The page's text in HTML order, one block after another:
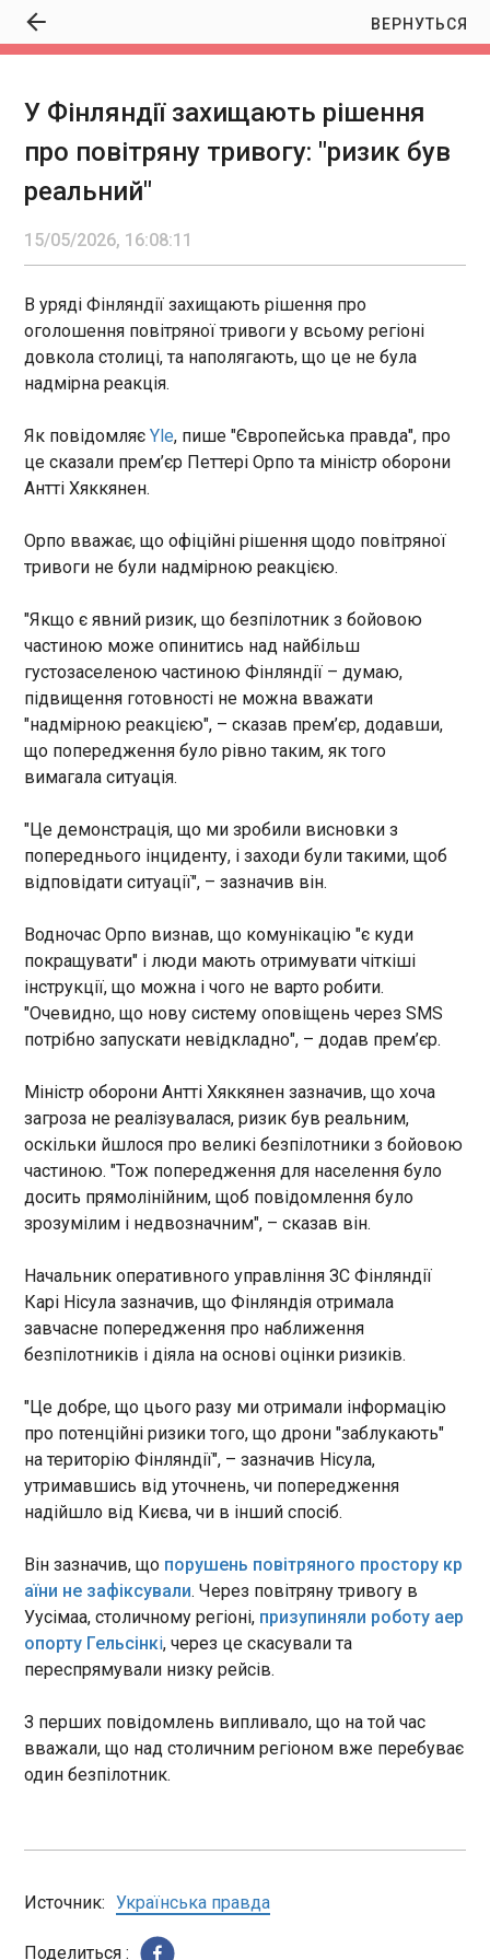
У Фінляндії захищають рішення про
повітряну тривогу: "ризик був реальний"
16:08:11
В уряді Фінляндії захищають рішення про
довкола столиці, та наполягають, що це не була
надмірна реакція. Як повідомляє Yle , пише
"Європейська правда", про це сказали прем’єр
Петтері Орпо та міністр оборони Антті Хяккянен.
про тиск з боку США
16:07:20
Литовське МЗС заперечує, нібито міністр
заявляв про тиск США для відновлення транзиту
білоруських добрив. Про це йдеться у заяві
повідомляє "Європейська правда".
ЧИТАТЬ
Протестні настрої у Росії зросли до
максимуму за останні два роки
16:01:11
У Росії різко зріс рівень протестних настроїв на
тлі погіршення соціально-економічної ситуації.
масових протестів через падіння рівня життя, ще
14% невдоволені через політичні причини. Про
це свідчать результати опитування Левада-
показники стали найвищими з липня 2024 року
та свідчать про посилення внутрішньої напруги у
Росії. Порівняно з листопадом 2025 року частка
тих, хто вважає імовірними економічні протести,
зросла на 4 відсоткові пункти, політичні - на 3.
При цьому 12% опитаних заявили, що готові
Найчастіше про готовність вийти на політичний
протест говорили чоловіки, люди 40-54 років,
мешканці сіл та невеликих міст, а також
респонденти із низькими доходами. Серед тих,
кому ледь вистачає на їжу, про готовність брати
участь у протестах заявили 17%. Найвищий
протестний потенціал серед росіян, які
шляхом" (24%), не схвалюють діяльність
правителя Володимира Путіна (29%) і отримують
інформацію з YouTube-каналів (27%). Рідше за
інших про готовність брати участь у протестах
говорили жителі Москви, молодь до 25 років,
діяльність Путіна і вважає, що справи в країні
йдуть у "правильному напрямку". При цьому
показники залишаються нижчими за піки
минулих років - наприклад, у 2021 році на тлі
повернення в РФ опозиціонера Олексія
Навального протестні очікування були в рази
ЧИТАТЬ
Виступ Мальти на Євробаченні-2026 став
віральним лідером YouTube
16:01:06
Відео виступу представника Мальти Ейдана на
другому півфіналі Євробачення-2026 стало
тисяч переглядів, очоливши список
найпопулярніших відео конкурсу на платформі.
ЧИТАТЬ
застави
16:01:01
За екскерівника Офісу
Президента Андрія Єрмака
внесено черговий платіж
мільйона гривень . Про це
повідомляють "Схеми" з
посиланням на джерела у
правоохоронних органах.
Загальна сума застави,
Станом на зараз до повного
розміру ще не вистачає 85,6
мільйона гривень .
ЧИТАТЬ
У Києві різко збільшили кількість патрулів
15:59:02
За останні місяці кількість груп оповіщення
Територіальних центрів комплектування та
соціальної підтримки в Києві збільшилася на
40%. Про це повідомив т.в.о. заступника
начальника Київського ТЦК та СП Валерій
комісії Верховної Ради з питань розслідування
можливих порушень законодавства у сфері
оборони в п’ятницю, 15 травня 2026 р.
На Хмельниччині водій зі зброєю напав на
ВЕРНУТЬСЯ
У Фінляндії захищають рішення
про повітряну тривогу: "ризик був
реальний"
15/05/2026, 16:08:11
В уряді Фінляндії захищають рішення про
оголошення повітряної тривоги у всьому регіоні
довкола столиці, та наполягають, що це не була
надмірна реакція.
Як повідомляєYle, пише "Європейська правда", про
це сказали прем’єр Петтері Орпо та міністр оборони
Антті Хяккянен.
Орпо вважає, що офіційні рішення щодо повітряної
тривоги не були надмірною реакцією.
"Якщо є явний ризик, що безпілотник з бойовою
частиною може опинитись над найбільш
густозаселеною частиною Фінляндії – думаю,
підвищення готовності не можна вважати
"надмірною реакцією", – сказав прем’єр, додавши,
що попередження було рівно таким, як того
вимагала ситуація.
"Це демонстрація, що ми зробили висновки з
попереднього інциденту, і заходи були такими, щоб
відповідати ситуації", – зазначив він.
Водночас Орпо визнав, що комунікацію "є куди
покращувати" і люди мають отримувати чіткіші
інструкції, що можна і чого не варто робити.
"Очевидно, що нову систему оповіщень через SMS
потрібно запускати невідкладно", – додав прем’єр.
Міністр оборони Антті Хяккянен зазначив, що хоча
загроза не реалізувалася, ризик був реальним,
оскільки йшлося про великі безпілотники з бойовою
частиною. "Тож попередження для населення було
досить прямолінійним, щоб повідомлення було
зрозумілим і недвозначним", – сказав він.
Начальник оперативного управління ЗС Фінляндії
Карі Нісула зазначив, що Фінляндія отримала
завчасне попередження про наближення
безпілотників і діяла на основі оцінки ризиків.
"Це добре, що цього разу ми отримали інформацію
про потенційні ризики того, що дрони "заблукають"
на територію Фінляндії", – зазначив Нісула,
утримавшись від уточнень, чи попередження
надійшло від Києва, чи в інший спосіб.
Він зазначив, що порушень повітряного простору кр
аїни не зафіксували. Через повітряну тривогу в
Уусімаа, столичному регіоні, призупиняли роботу аер
опорту Гельсінкі, через це скасували та
переспрямували низку рейсів.
З перших повідомлень випливало, що на той час
вважали, що над столичним регіоном вже перебуває
один безпілотник.
Источник: Українська правда
Поделиться :